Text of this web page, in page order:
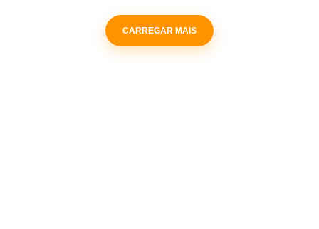
CARREGAR MAIS